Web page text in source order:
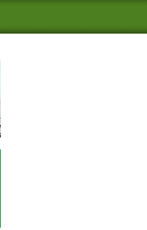
ール配信を登録す